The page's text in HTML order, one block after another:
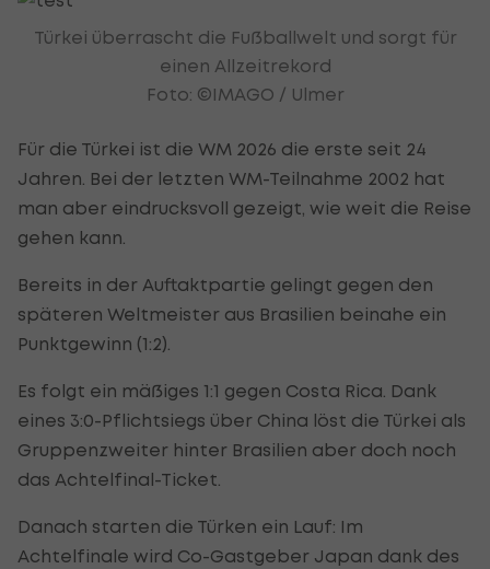
Türkei überrascht die Fußballwelt und sorgt für
einen Allzeitrekord
Foto: ©IMAGO / Ulmer
Für die Türkei ist die WM 2026 die erste seit 24
Jahren. Bei der letzten WM-Teilnahme 2002 hat
man aber eindrucksvoll gezeigt, wie weit die Reise
gehen kann.
Bereits in der Auftaktpartie gelingt gegen den
späteren Weltmeister aus Brasilien beinahe ein
Punktgewinn (1:2).
Es folgt ein mäßiges 1:1 gegen Costa Rica. Dank
eines 3:0-Pflichtsiegs über China löst die Türkei als
Gruppenzweiter hinter Brasilien aber doch noch
das Achtelfinal-Ticket.
Danach starten die Türken ein Lauf: Im
Achtelfinale wird Co-Gastgeber Japan dank des